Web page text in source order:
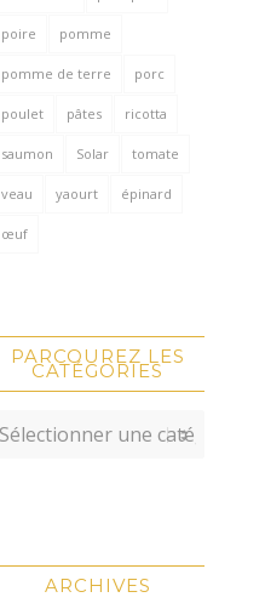
poire pomme
pomme de terre porc
poulet pâtes ricotta
saumon Solar tomate
veau yaourt épinard
œuf
PARCOUREZ LES
CATÉGORIES
ARCHIVES